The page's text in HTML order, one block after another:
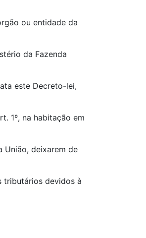
ou entidade da
da Fazenda
este Decreto-lei,
1º, na habitação em
União, deixarem de
tributários devidos à